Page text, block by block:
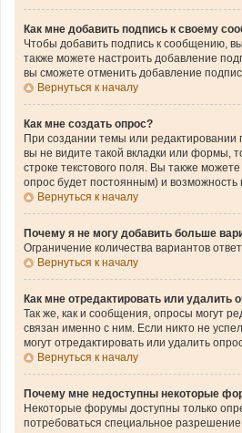
Как мне добавить подпись к своему
Чтобы добавить подпись к сообщению,
также можете настроить добавление
вы сможете отменить добавление
Вернуться к началу
Как мне создать опрос?
При создании темы или
вы не видите такой вкладки или формы,
строке текстового поля. Вы также
опрос будет постоянным) и возможность
Вернуться к началу
Почему я не могу добавить больше
Ограничение количества вариантов
Вернуться к началу
Как мне отредактировать или удалить
Так же, как и сообщения, опросы могут
связан именно с ним. Если никто не
могут отредактировать или удалить
Вернуться к началу
Почему мне недоступны некоторые
Некоторые форумы доступны только
потребоваться специальное